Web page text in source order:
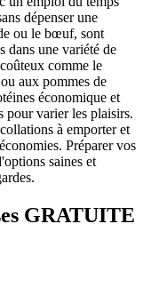
dépenser une
ou le bœuf, sont
dans une variété de
comme le
aux pommes de
économique et
pour varier les plaisirs.
à emporter et
Préparer vos
saines et
GRATUITE